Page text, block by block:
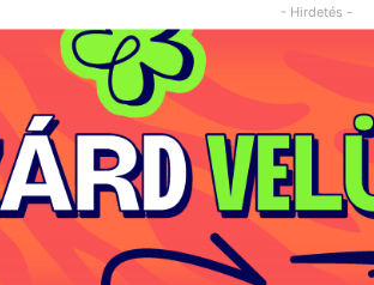
- Hirdetés -